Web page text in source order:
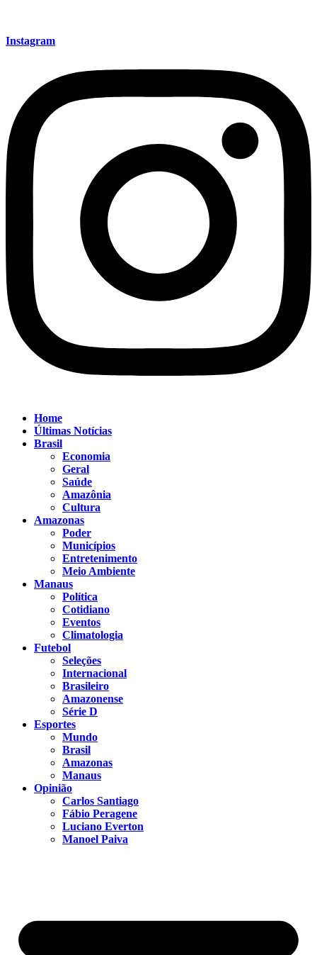
Instagram
Home
Últimas Notícias
Brasil
Economia
Geral
Saúde
Amazônia
Cultura
Amazonas
Poder
Municípios
Entretenimento
Meio Ambiente
Manaus
Política
Cotidiano
Eventos
Climatologia
Futebol
Seleções
Internacional
Brasileiro
Amazonense
Série D
Esportes
Mundo
Brasil
Amazonas
Manaus
Opinião
Carlos Santiago
Fábio Peragene
Luciano Everton
Manoel Paiva